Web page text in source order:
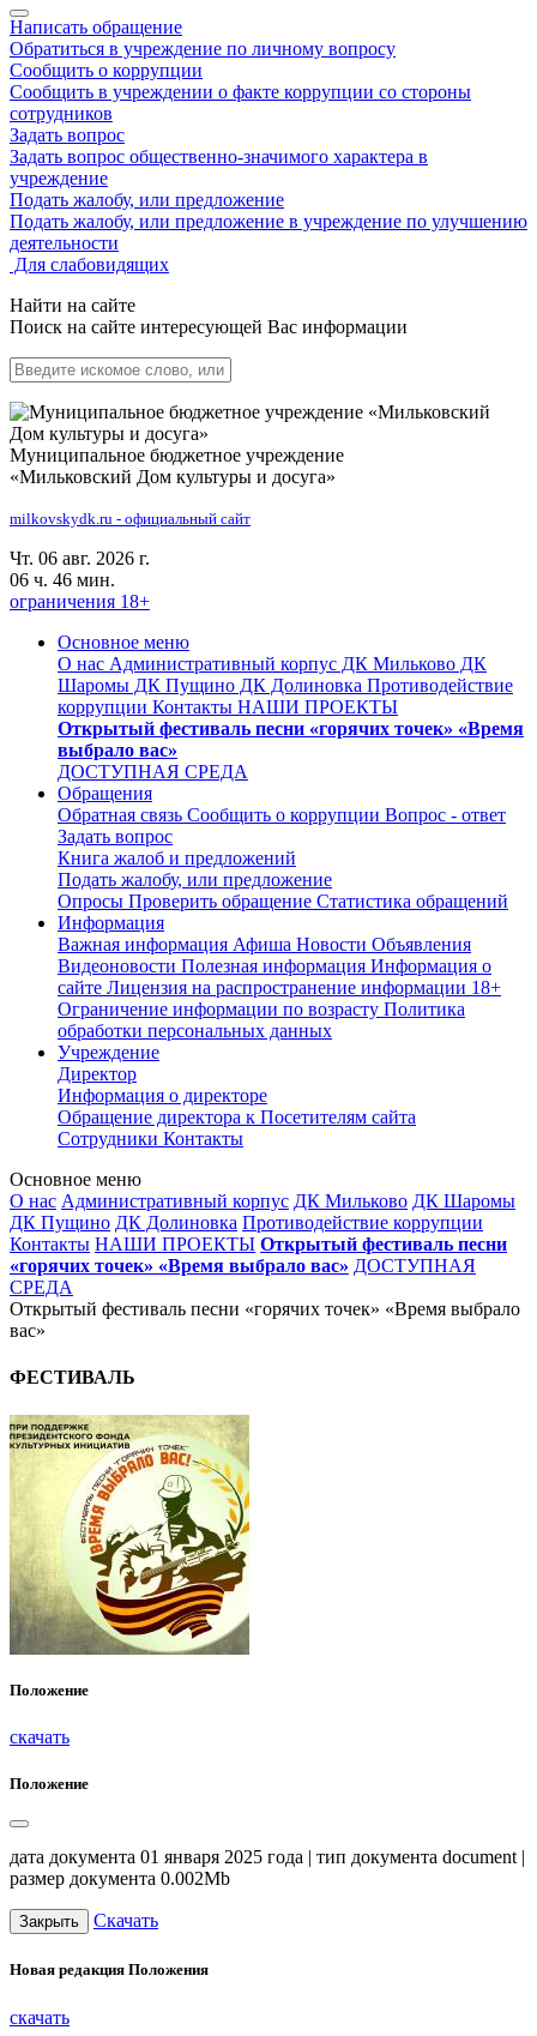
Написать обращение
Обратиться в учреждение по личному вопросу
Сообщить о коррупции
Сообщить в учреждении о факте коррупции со стороны
сотрудников
Задать вопрос
Задать вопрос общественно-значимого характера в
учреждение
Подать жалобу, или предложение
Подать жалобу, или предложение в учреждение по улучшению
деятельности
Для слабовидящих
Найти на сайте
Поиск на сайте интересующей Вас информации
Муниципальное бюджетное учреждение
«Мильковский Дом культуры и досуга»
milkovskydk.ru - официальный сайт
Чт. 06 авг. 2026 г.
06 ч. 46 мин.
ограничения 18+
Основное меню
О нас Административный корпус ДК Мильково ДК
Шаромы ДК Пущино ДК Долиновка Противодействие
коррупции Контакты НАШИ ПРОЕКТЫ
Открытый фестиваль песни «горячих точек» «Время
выбрало вас»
ДОСТУПНАЯ СРЕДА
Обращения
Обратная связь Сообщить о коррупции Вопрос - ответ
Задать вопрос
Книга жалоб и предложений
Подать жалобу, или предложение
Опросы Проверить обращение Статистика обращений
Информация
Важная информация Афиша Новости Объявления
Видеоновости Полезная информация Информация о
сайте Лицензия на распространение информации 18+
Ограничение информации по возрасту Политика
обработки персональных данных
Учреждение
Директор
Информация о директоре
Обращение директора к Посетителям сайта
Сотрудники Контакты
Основное меню
О нас Административный корпус ДК Мильково ДК Шаромы
ДК Пущино ДК Долиновка Противодействие коррупции
Контакты НАШИ ПРОЕКТЫ Открытый фестиваль песни
«горячих точек» «Время выбрало вас» ДОСТУПНАЯ
СРЕДА
Открытый фестиваль песни «горячих точек» «Время выбрало
вас»
ФЕСТИВАЛЬ
Положение
скачать
Положение
дата документа 01 января 2025 года | тип документа document |
размер документа 0.002Mb
Закрыть Скачать
Новая редакция Положения
скачать